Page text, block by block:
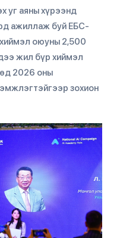
уг аяны хүрээнд
ажиллаж буй ЕБС-
оюуны 2,500
жил бүр хиймэл
2026 оны
зохион